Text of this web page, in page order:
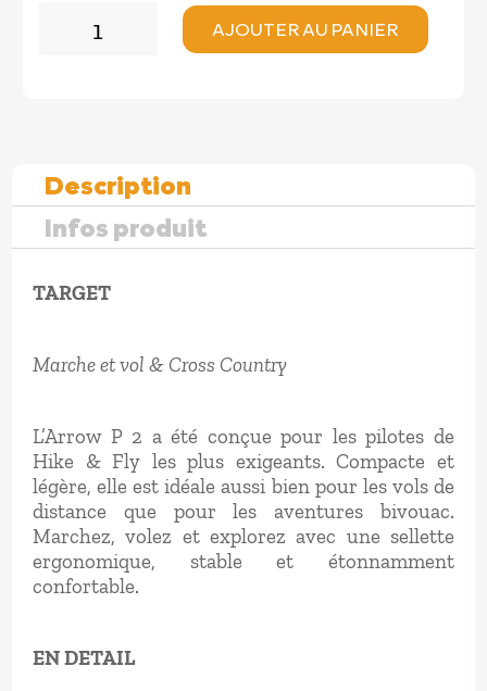
AJOUTER AU PANIER
Description
Infos produit
TARGET
Marche et vol & Cross Country
L’Arrow P 2 a été conçue pour les pilotes de
Hike & Fly les plus exigeants. Compacte et
légère, elle est idéale aussi bien pour les vols de
distance que pour les aventures bivouac.
Marchez, volez et explorez avec une sellette
ergonomique, stable et étonnamment
confortable.
EN DETAIL